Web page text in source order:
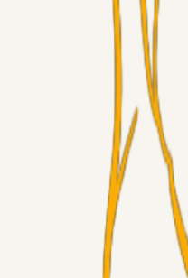
03. aug. 2026
Kunne Sami Jalal være
03. aug. 2026
Superliga-truppen
RasmusStephansen
03.
Olti Hyseni, Bliver
Nogensinde…..!!!
02. aug. 2026
Sydsiden mid Viborg